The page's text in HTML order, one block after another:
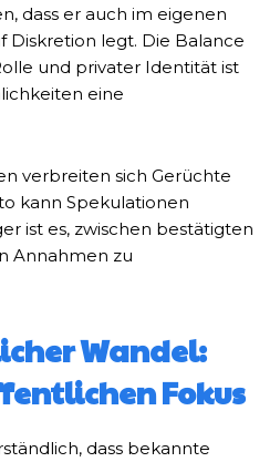
dass er auch im eigenen
Diskretion legt. Die Balance
und privater Identität ist
eine
verbreiten sich Gerüchte
kann Spekulationen
ist es, zwischen bestätigten
Annahmen zu
Wandel:
Fokus
dass bekannte